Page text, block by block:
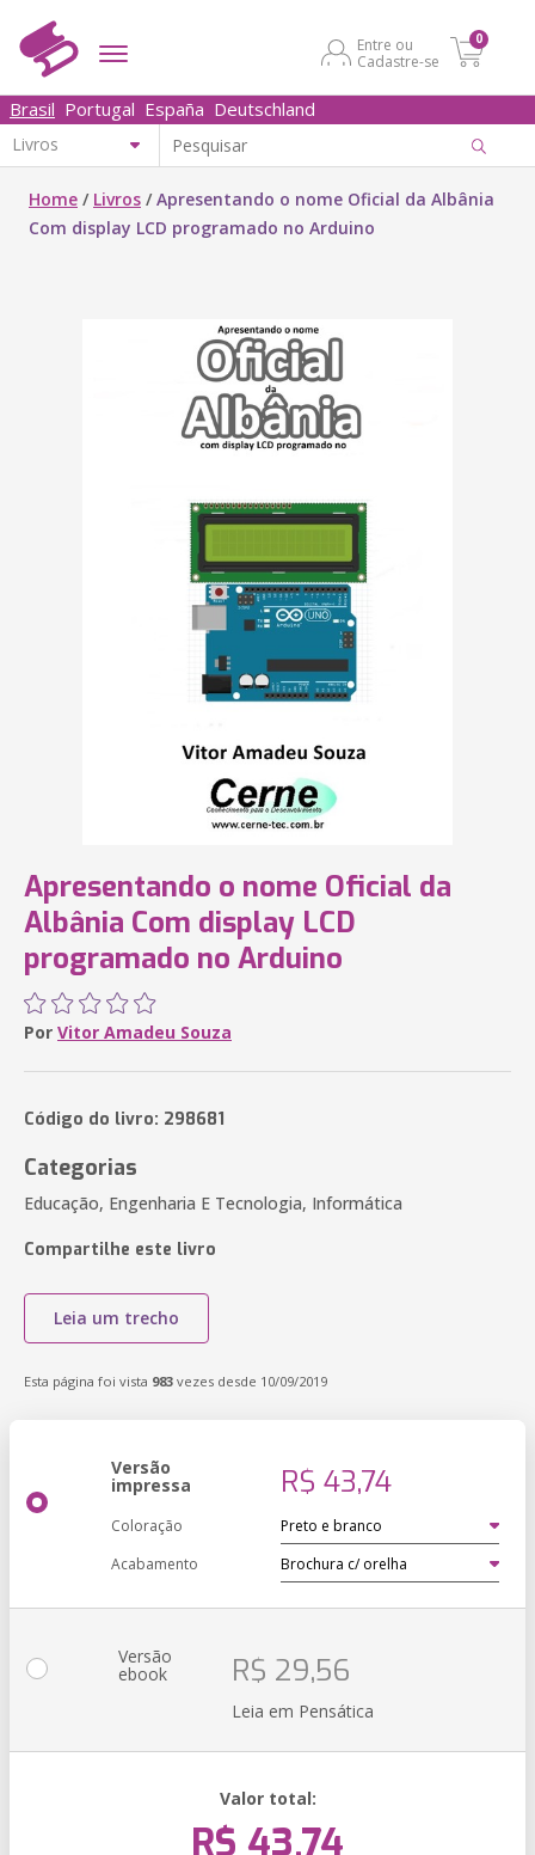
Entre ou
Cadastre-se
0
Brasil Portugal España Deutschland
Home / Livros /Apresentando o nome Oficial da Albânia
Com display LCD programado no Arduino
Apresentando o nome Oficial da
Albânia Com display LCD
programado no Arduino
Por Vitor Amadeu Souza
Código do livro: 298681
Categorias
Educação, Engenharia E Tecnologia, Informática
Compartilhe este livro
Leia um trecho
Esta página foi vista 983 vezes desde 10/09/2019
Versão
impressa R$ 43,74
Coloração
Acabamento
Versão
ebook R$ 29,56
Leia em Pensática
Valor total:
R$ 43,74